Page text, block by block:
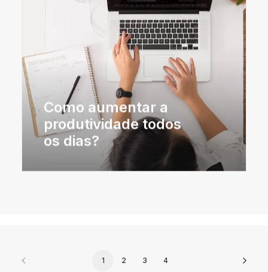
Como aumentar a
produtividade todos
os dias?
1 2 3 4